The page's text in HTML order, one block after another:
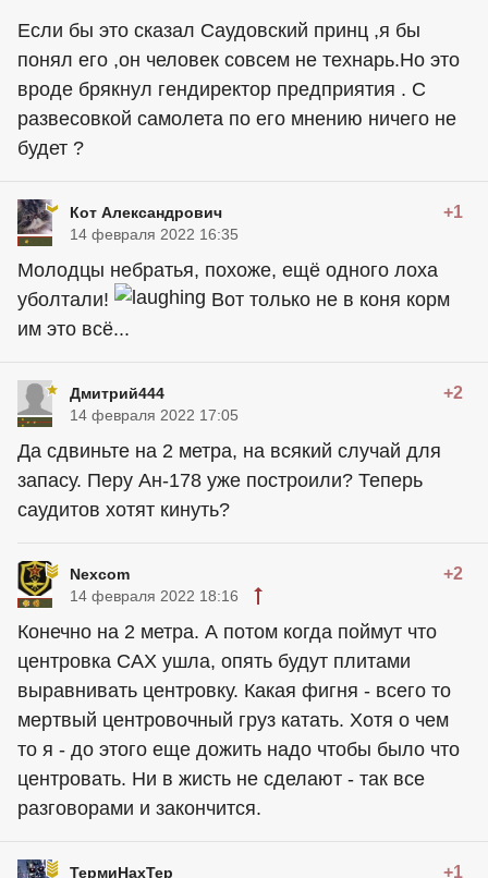
Если бы это сказал Саудовский принц ,я бы
понял его ,он человек совсем не технарь.Но это
вроде брякнул гендиректор предприятия . С
развесовкой самолета по его мнению ничего не
будет ?
Кот Александрович +1
14 февраля 2022 16:35
Молодцы небратья, похоже, ещё одного лоха
уболтали!
Вот только не в коня корм
им это всё...
Дмитрий444 +2
14 февраля 2022 17:05
Да сдвиньте на 2 метра, на всякий случай для
запасу. Перу Ан-178 уже построили? Теперь
саудитов хотят кинуть?
Nexcom +2
14 февраля 2022 18:16
Конечно на 2 метра. А потом когда поймут что
центровка САХ ушла, опять будут плитами
выравнивать центровку. Какая фигня - всего то
мертвый центровочный груз катать. Хотя о чем
то я - до этого еще дожить надо чтобы было что
центровать. Ни в жисть не сделают - так все
разговорами и закончится.
ТермиНахТер +1